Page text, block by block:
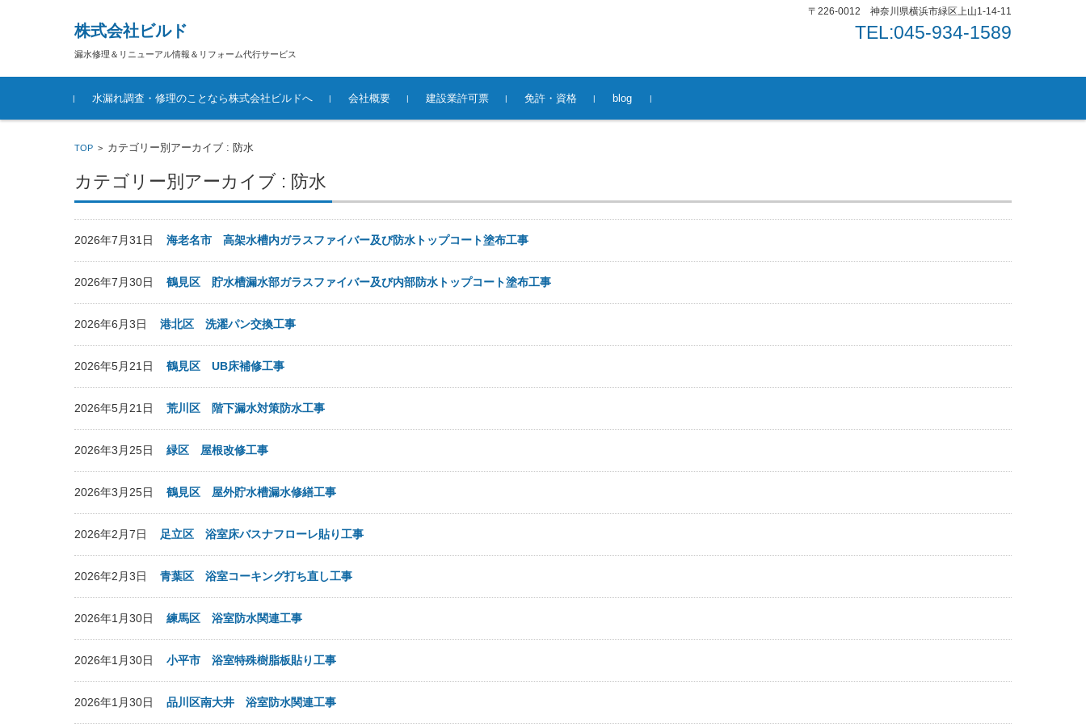
株式会社ビルド
漏水修理＆リニューアル情報＆リフォーム代行サービス
〒226-0012 神奈川県横浜市緑区上山1-14-11
TEL:045-934-1589
コンテンツに移動
水漏れ調査・修理のことなら株式会社ビルドへ
会社概要 建設業許可票 免許・資格 blog
TOP > カテゴリー別アーカイブ : 防水
カテゴリー別アーカイブ : 防水
2026年7月31日 海老名市 高架水槽内ガラスファイバー及び防水トップコート塗布工事
2026年7月30日 鶴見区 貯水槽漏水部ガラスファイバー及び内部防水トップコート塗布工事
2026年6月3日 港北区 洗濯パン交換工事
2026年5月21日 鶴見区 UB床補修工事
2026年5月21日 荒川区 階下漏水対策防水工事
2026年3月25日 緑区 屋根改修工事
2026年3月25日 鶴見区 屋外貯水槽漏水修繕工事
2026年2月7日 足立区 浴室床バスナフローレ貼り工事
2026年2月3日 青葉区 浴室コーキング打ち直し工事
2026年1月30日 練馬区 浴室防水関連工事
2026年1月30日 小平市 浴室特殊樹脂板貼り工事
2026年1月30日 品川区南大井 浴室防水関連工事